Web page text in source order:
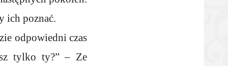
ich poznać.
odpowiedni czas
tylko ty?” – Ze